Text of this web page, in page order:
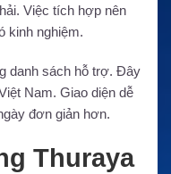
Việc tích hợp nên
kinh nghiệm.
danh sách hỗ trợ. Đây
Nam. Giao diện dễ
đơn giản hơn.
Thuraya